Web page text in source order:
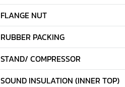
FLANGE NUT
RUBBER PACKING
STAND/ COMPRESSOR
SOUND INSULATION (INNER TOP)